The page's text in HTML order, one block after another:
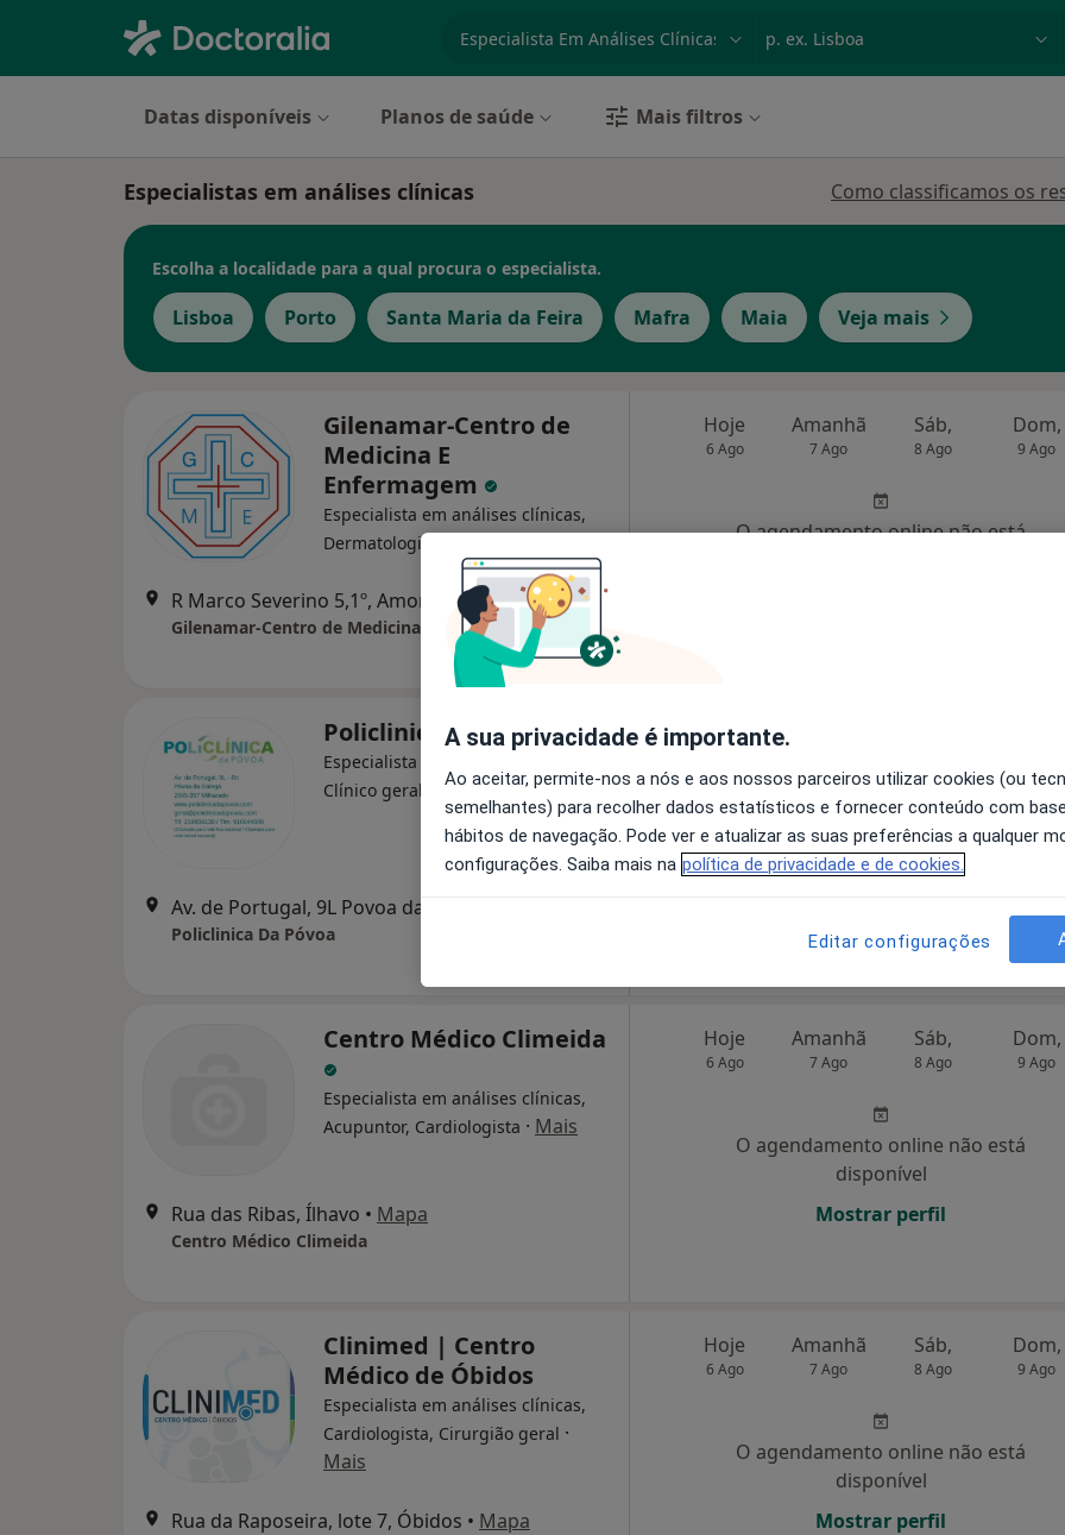
especialidade, doença ou nome
Datas disponíveis Planos de saúde Mais filtros
Especialistas em análises clínicas Como classificamos os
Escolha a localidade para a qual procura o especialista.
Lisboa Porto Santa Maria da Feira Mafra Maia Veja mais
Gilenamar-Centro de
Medicina E
Enfermagem
Especialista em análises clínicas,
Dermatologista, Enfermeiro
R Marco Severino 5,1º, Amora Mapa
Gilenamar-Centro de Medicina E Enfermagem
Hoje
6 Ago
Amanhã
7 Ago
Sáb,
8 Ago
Dom,
9 Ago
O agendamento online não está
Policlinica Da Póvoa
Especialista em análises clínicas,
Clínico geral, Dentista·Mais
Policlinica Da Póvoa
Hoje
O agendamento online não está
disponível
Centro Médico Climeida
Especialista em análises clínicas,
Acupuntor, Cardiologista · Mais
Rua das Ribas, Ílhavo • Mapa
Centro Médico Climeida
Hoje
6 Ago
Amanhã
7 Ago
Sáb,
8 Ago
Dom,
9 Ago
O agendamento online não está
disponível
Mostrar perfil
Clinimed | Centro
Médico de Óbidos
Especialista em análises clínicas,
Cardiologista, Cirurgião geral ·
Mais
Rua da Raposeira, lote 7, Óbidos • Mapa
Hoje
6 Ago
Amanhã
7 Ago
Sáb,
8 Ago
Dom,
9 Ago
O agendamento online não está
disponível
Mostrar perfil
A sua privacidade é importante.
Ao aceitar, permite-nos a nós e aos nossos parceiros utilizar cookies (ou
semelhantes) para recolher dados estatísticos e fornecer conteúdo com
hábitos de navegação. Pode ver e atualizar as suas preferências a qualquer
configurações. Saiba mais na política de privacidade e de cookies.
Editar configurações